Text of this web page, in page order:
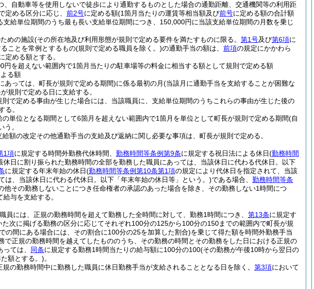
自動車等を使用しないで徒歩により通勤するものとした場合の通勤距離、交通機関等の利用距
める区分に応じ、 前2号に定める額(1箇月当たりの運賃等相当額及び前号に定める額の合計額
給単位期間のうち最も長い支給単位期間につき、150,000円に当該支給単位期間の月数を乗じ
めの施設(その所在地及び利用形態が規則で定める要件を満たすものに限る。 第1号及び第6項に
ことを常例とするもの(規則で定める職員を除く。)の通勤手当の額は、 前項の規定にかかわら
定める額とする。
を超えない範囲内で1箇月当たりの駐車場等の料金に相当する額として規則で定める額
る額
あっては、町長が規則で定める期間)に係る最初の月(当該月に通勤手当を支給することが困難な
規則で定める日に支給する。
で定める事由が生じた場合には、当該職員に、支給単位期間のうちこれらの事由が生じた後の
る。
単位となる期間として6箇月を超えない範囲内で1箇月を単位として町長が規則で定める期間(自
う。
額の改定その他通勤手当の支給及び返納に関し必要な事項は、町長が規則で定める。
1項に規定する時間外勤務代休時間、 勤務時間等条例第9条に規定する祝日法による休日(勤務時間
日に割り振られた勤務時間の全部を勤務した職員にあっては、当該休日に代わる代休日。以下
に規定する年末年始の休日(勤務時間等条例第10条第1項の規定により代休日を指定されて、当該
、当該休日に代わる代休日。以下「年末年始の休日等」という。)である場合、 勤務時間等条
他その勤務しないことにつき任命権者の承認のあった場合を除き、その勤務しない1時間につ
与を支給する。
には、正規の勤務時間を超えて勤務した全時間に対して、勤務1時間につき、 第13条に規定す
次に掲げる勤務の区分に応じてそれぞれ100分の125から100分の150までの範囲内で町長が規
の間にある場合には、その割合に100分の25を加算した割合)を乗じて得た額を時間外勤務手当
で正規の勤務時間を越えてしたもののうち、その勤務の時間とその勤務をした日における正規の
ては、 同条に規定する勤務1時間当たりの給与額に100分の100(その勤務が午後10時から翌日の
額とする。)。
規の勤務時間中に勤務した職員に休日勤務手当が支給されることとなる日を除く。 第3項において